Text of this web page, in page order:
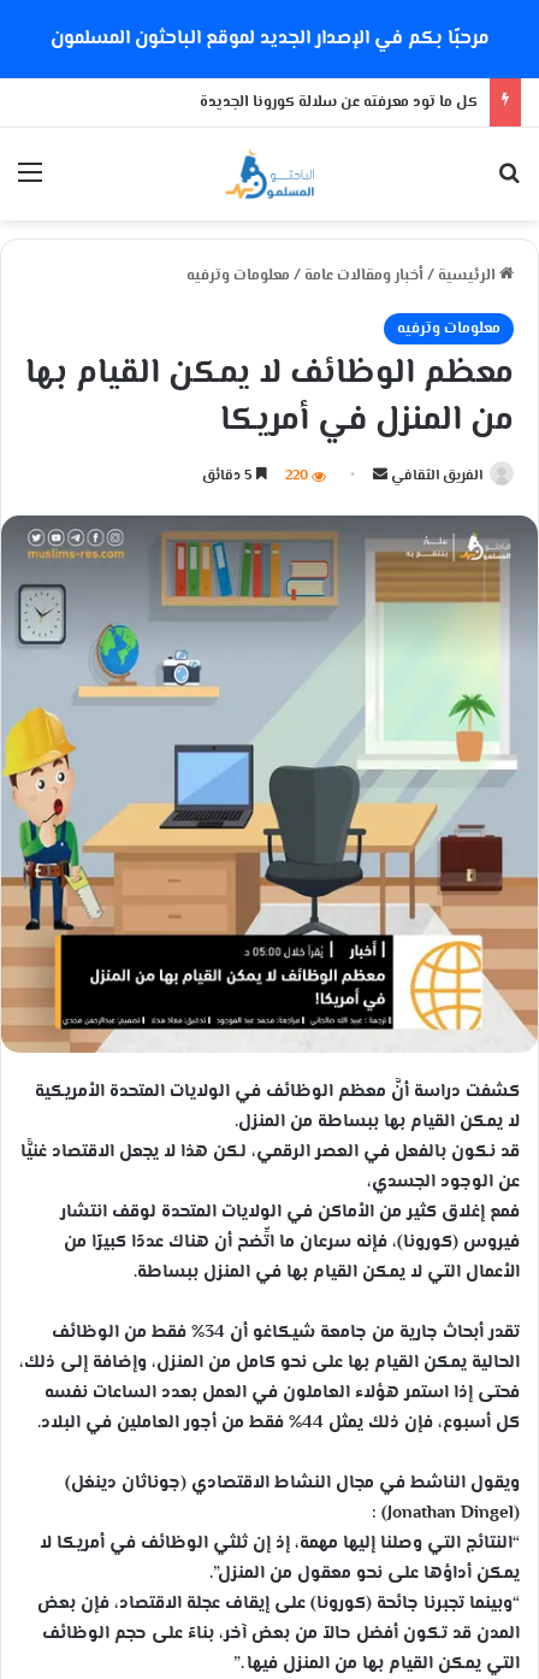
مرحبًا بكم في الإصدار الجديد لموقع الباحثون المسلمون
كل ما تود معرفته عن سلالة كورونا الجديدة
الرئيسية / أخبار ومقالات عامة / معلومات وترفيه
معلومات وترفيه
معظم الوظائف لا يمكن القيام بها
من المنزل في أمريكا
الفريق الثقافي
س
ل
ك
ر
و
ن
ي
ا
220
كشفت دراسة أنَّ معظم الوظائف في الولايات المتحدة الأمريكية
لا يمكن القيام بها ببساطة من المنزل.
قد نكون بالفعل في العصر الرقمي، لكن هذا لا يجعل الاقتصاد غنيًّا
عن الوجود الجسدي،
فمع إغلاق كثير من الأماكن في الولايات المتحدة لوقف انتشار
فيروس (كورونا)، فإنه سرعان ما اتِّضح أن هناك عددًا كبيرًا من
الأعمال التي لا يمكن القيام بها في المنزل ببساطة.
تقدر أبحاث جارية من جامعة شيكاغو أن 34% فقط من الوظائف
الحالية يمكن القيام بها على نحو كامل من المنزل، وإضافة إلى ذلك،
فحتى إذا استمر هؤلاء العاملون في العمل بعدد الساعات نفسه
كل أسبوع، فإن ذلك يمثل 44% فقط من أجور العاملين في البلاد.
ويقول الناشط في مجال النشاط الاقتصادي (جوناثان دينغل)
(Jonathan Dingel) :
“النتائج التي وصلنا إليها مهمة، إذ إن ثلثي الوظائف في أمريكا لا
يمكن أداؤها على نحو معقول من المنزل”.
“وبينما تجبرنا جائحة (كورونا) على إيقاف عجلة الاقتصاد، فإن بعض
المدن قد تكون أفضل حالاً من بعض آخر، بناءً على حجم الوظائف
التي يمكن القيام بها من المنزل فيها .”